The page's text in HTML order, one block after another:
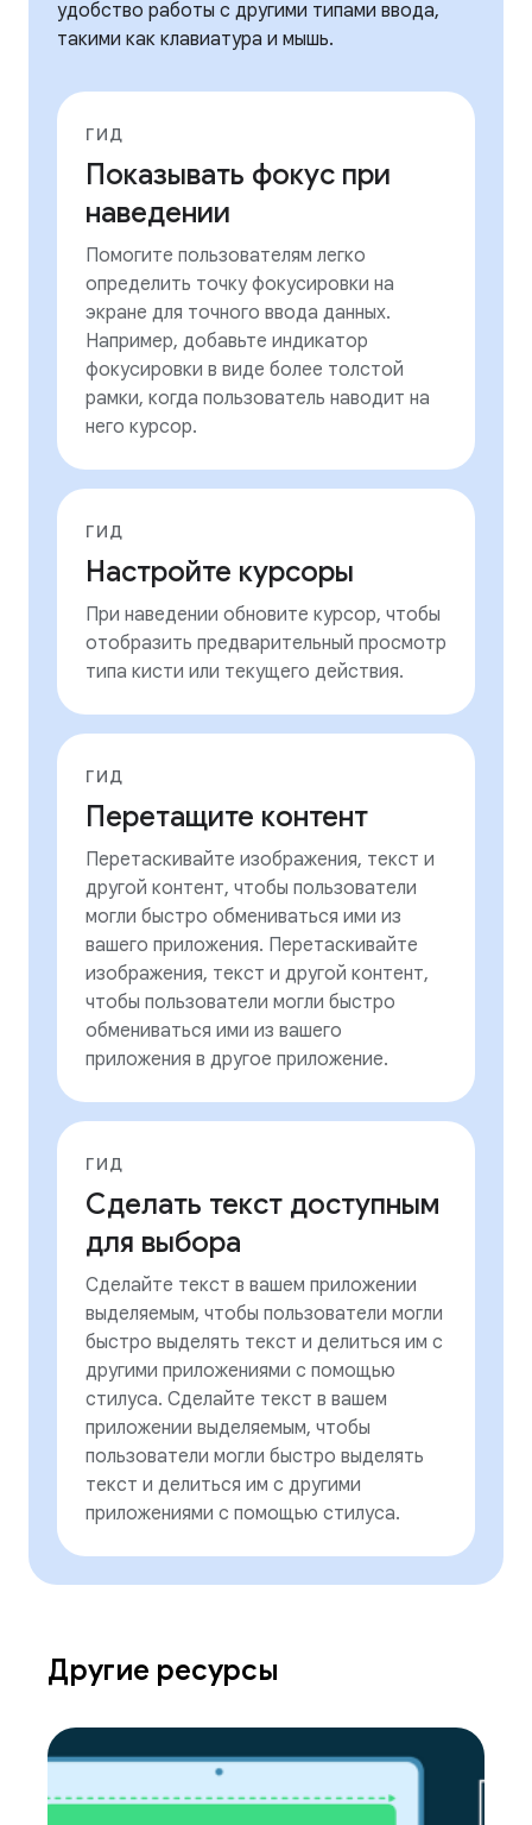
удобство работы с другими типами ввода,
такими как клавиатура и мышь.
ГИД
Показывать фокус при
наведении
Помогите пользователям легко
определить точку фокусировки на
экране для точного ввода данных.
Например, добавьте индикатор
фокусировки в виде более толстой
рамки, когда пользователь наводит на
него курсор.
ГИД
Настройте курсоры
При наведении обновите курсор, чтобы
отобразить предварительный просмотр
типа кисти или текущего действия.
ГИД
Перетащите контент
Перетаскивайте изображения, текст и
другой контент, чтобы пользователи
могли быстро обмениваться ими из
вашего приложения. Перетаскивайте
изображения, текст и другой контент,
чтобы пользователи могли быстро
обмениваться ими из вашего
приложения в другое приложение.
ГИД
Сделать текст доступным
для выбора
Сделайте текст в вашем приложении
выделяемым, чтобы пользователи могли
быстро выделять текст и делиться им с
другими приложениями с помощью
стилуса. Сделайте текст в вашем
приложении выделяемым, чтобы
пользователи могли быстро выделять
текст и делиться им с другими
приложениями с помощью стилуса.
Другие ресурсы